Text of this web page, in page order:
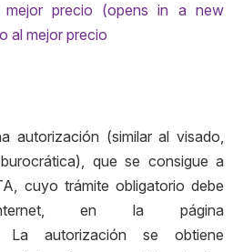
precio (opens in a new
al mejor precio
autorización (similar al visado,
que se consigue a
cuyo trámite obligatorio debe
en la página
autorización se obtiene